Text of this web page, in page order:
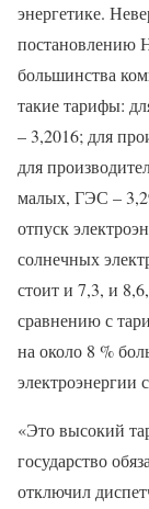
энергетике.
постановлению
большинства
такие тарифы:
– 3,2016; для
для
малых, ГЭС –
отпуск
солнечных
стоит и 7,3, и
сравнению с
на около 8 %
электроэнергии
«Это высокий
государство
отключил